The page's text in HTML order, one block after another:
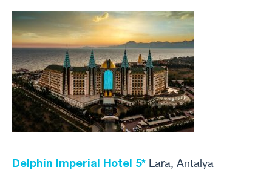
Delphin Imperial Hotel 5* Lara, Antalya